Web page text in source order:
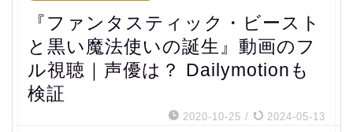
『ファンタスティック・ビースト
と黒い魔法使いの誕生』動画のフ
ル視聴｜声優は？ Dailymotionも
検証
2020-10-25 / 2024-05-13